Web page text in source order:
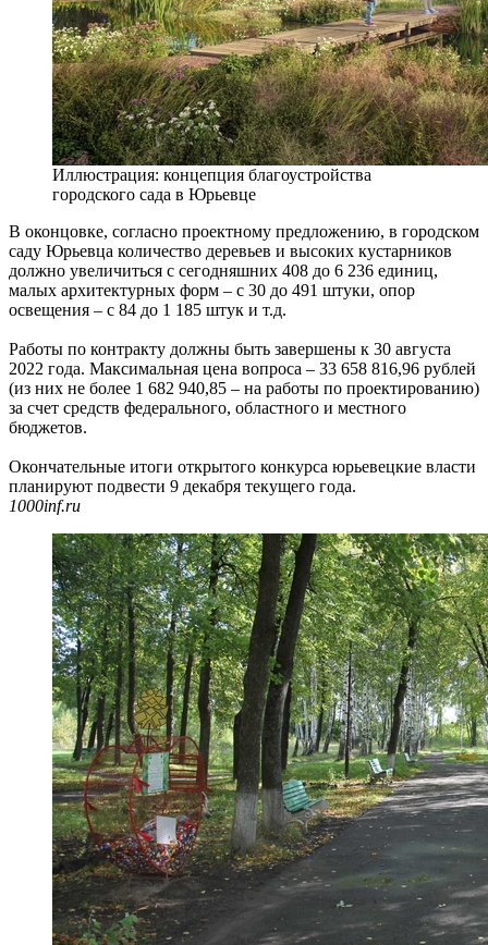
Иллюстрация: концепция благоустройства
городского сада в Юрьевце
В оконцовке, согласно проектному предложению, в городском
саду Юрьевца количество деревьев и высоких кустарников
должно увеличиться с сегодняшних 408 до 6 236 единиц,
малых архитектурных форм – с 30 до 491 штуки, опор
освещения – с 84 до 1 185 штук и т.д.
Работы по контракту должны быть завершены к 30 августа
2022 года. Максимальная цена вопроса – 33 658 816,96 рублей
(из них не более 1 682 940,85 – на работы по проектированию)
за счет средств федерального, областного и местного
бюджетов.
Окончательные итоги открытого конкурса юрьевецкие власти
планируют подвести 9 декабря текущего года.
1000inf.ru